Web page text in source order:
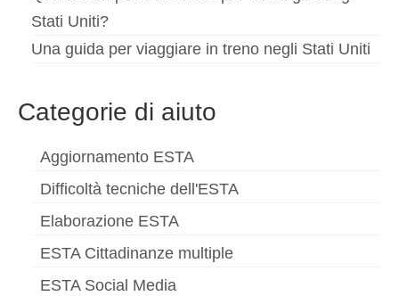
Stati Uniti?
Una guida per viaggiare in treno negli Stati Uniti
Categorie di aiuto
Aggiornamento ESTA
Difficoltà tecniche dell'ESTA
Elaborazione ESTA
ESTA Cittadinanze multiple
ESTA Social Media